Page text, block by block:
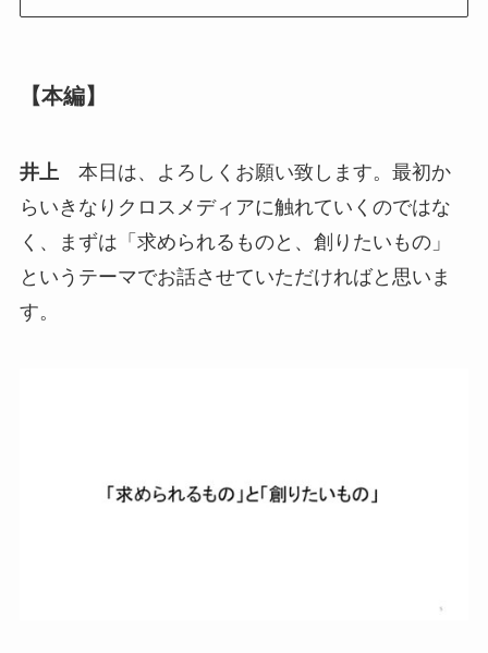
【本編】
井上 本日は、よろしくお願い致します。最初か
らいきなりクロスメディアに触れていくのではな
く、まずは「求められるものと、創りたいもの」
というテーマでお話させていただければと思いま
す。